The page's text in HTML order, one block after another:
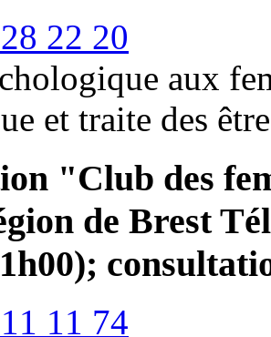
22 20
aux
et traite des
"Club des
de Brest
11 74